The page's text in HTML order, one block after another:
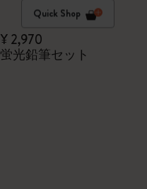
Quick Shop
¥ 2,970
蛍光鉛筆セット